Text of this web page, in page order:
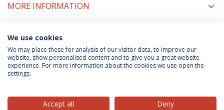
MORE INFORMATION
COORDINATORS
Privacy Policy
We use cookies
We may place these for analysis of our visitor data, to improve our
website, show personalised content and to give you a great website
experience. For more information about the cookies we use open the
settings.
Accept all Deny